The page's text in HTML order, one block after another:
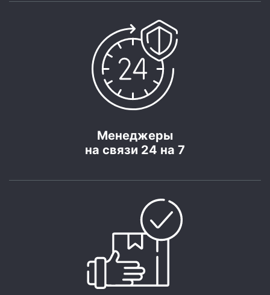
Менеджеры
на связи 24 на 7